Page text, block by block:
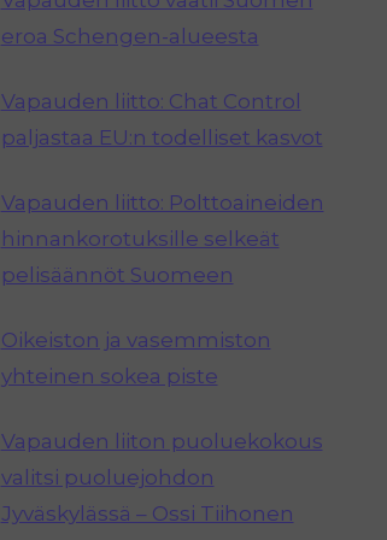
eroa Schengen-alueesta
Vapauden liitto: Chat Control
paljastaa EU:n todelliset kasvot
Vapauden liitto: Polttoaineiden
hinnankorotuksille selkeät
pelisäännöt Suomeen
Oikeiston ja vasemmiston
yhteinen sokea piste
Vapauden liiton puoluekokous
valitsi puoluejohdon
Jyväskylässä – Ossi Tiihonen